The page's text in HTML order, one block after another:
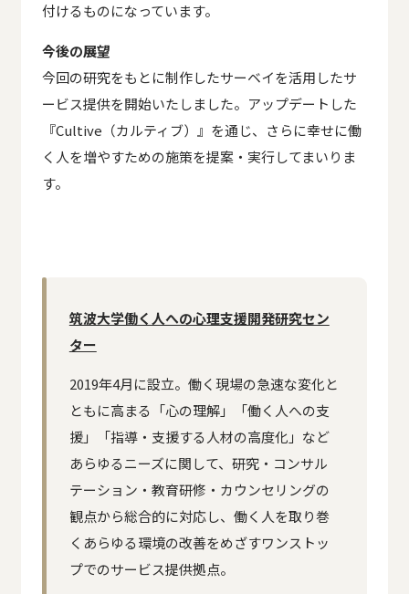
付けるものになっています。
今後の展望
今回の研究をもとに制作したサーベイを活用したサ
ービス提供を開始いたしました。アップデートした
『Cultive（カルティブ）』を通じ、さらに幸せに働
く人を増やすための施策を提案・実行してまいりま
す。
筑波大学働く人への心理支援開発研究セン
ター
2019年4月に設立。働く現場の急速な変化と
ともに高まる「心の理解」「働く人への支
援」「指導・支援する人材の高度化」など
あらゆるニーズに関して、研究・コンサル
テーション・教育研修・カウンセリングの
観点から総合的に対応し、働く人を取り巻
くあらゆる環境の改善をめざすワンストッ
プでのサービス提供拠点。